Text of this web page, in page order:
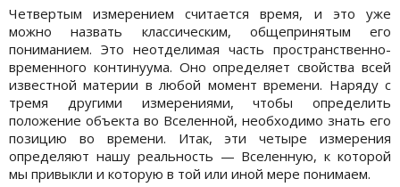
Четвертым измерением считается время, и это уже
можно назвать классическим, общепринятым его
пониманием. Это неотделимая часть пространственно-
временного континуума. Оно определяет свойства всей
известной материи в любой момент времени. Наряду с
тремя другими измерениями, чтобы определить
положение объекта во Вселенной, необходимо знать его
позицию во времени. Итак, эти четыре измерения
определяют нашу реальность — Вселенную, к которой
мы привыкли и которую в той или иной мере понимаем.